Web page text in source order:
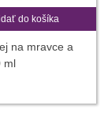
do košíka
na mravce a
ml